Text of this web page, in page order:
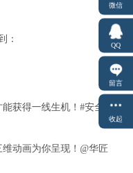
：
获得一线生机！#安全
动画为你呈现！@华匠
微信
QQ
留言
收起